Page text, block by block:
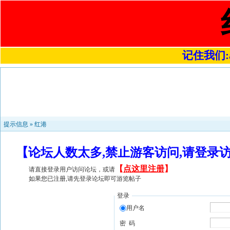
记住我们
提示信息 » 红港
【论坛人数太多,禁止游客访问,请登
请直接登录用户访问论坛，或请 【 点这里注册】
如果您已注册,请先登录论坛即可游览帖子
登录
用户名
密 码